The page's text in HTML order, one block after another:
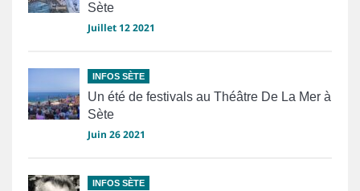
Sète
Juillet 12 2021
INFOS SÈTE
Un été de festivals au Théâtre De La Mer à
Sète
Juin 26 2021
INFOS SÈTE